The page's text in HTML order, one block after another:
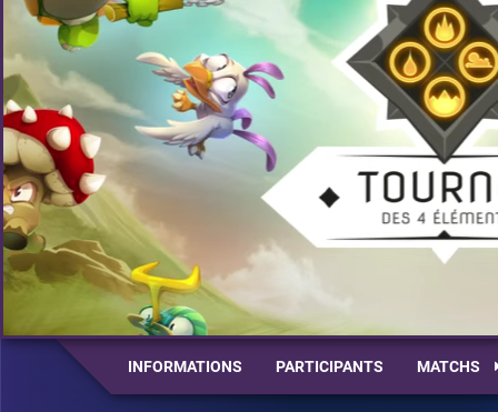
INFORMATIONS PARTICIPANTS MATCHS